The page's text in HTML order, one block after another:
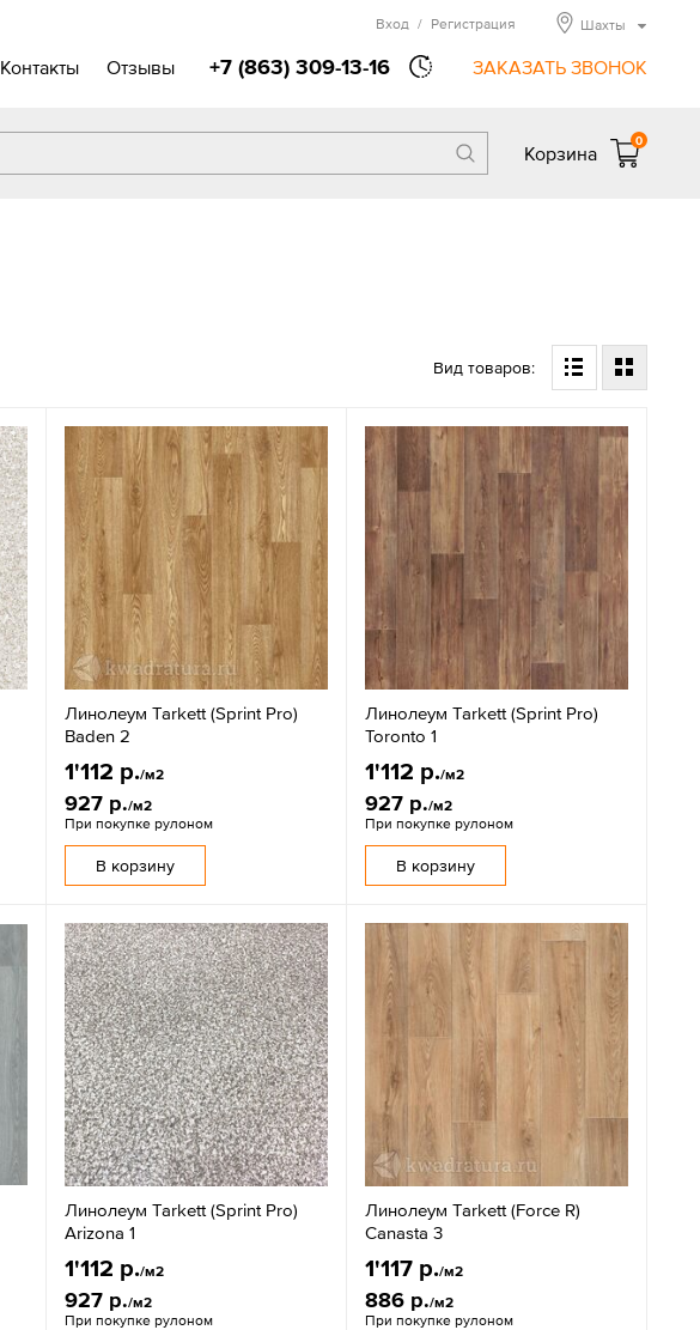
Контакты Отзывы +7 (863) 309-13-16 ЗАКАЗАТЬ ЗВОНОК
Вход / Регистрация Шахты
Корзина
0
Вид товаров:
Линолеум Tarkett (Sprint Pro)
Baden 2
1'112 р./м2
927 р./м2
При покупке рулоном
В корзину
Линолеум Tarkett (Sprint Pro)
Toronto 1
1'112 р./м2
927 р./м2
При покупке рулоном
В корзину
Линолеум Tarkett (Sprint Pro)
Arizona 1
1'112 р./м2
927 р./м2
При покупке рулоном
Линолеум Tarkett (Force R)
Canasta 3
1'117 р./м2
886 р./м2
При покупке рулоном